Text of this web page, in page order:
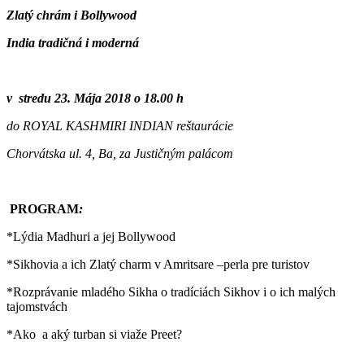
Zlatý chrám i Bollywood
India tradičná i moderná
v stredu 23. Mája 2018 o 18.00 h
do ROYAL KASHMIRI INDIAN reštaurácie
Chorvátska ul. 4, Ba, za Justičným palácom
PROGRAM:
*Lýdia Madhuri a jej Bollywood
*Sikhovia a ich Zlatý charm v Amritsare –perla pre turistov
*Rozprávanie mladého Sikha o tradíciách Sikhov i o ich malých
tajomstvách
*Ako a aký turban si viaže Preet?